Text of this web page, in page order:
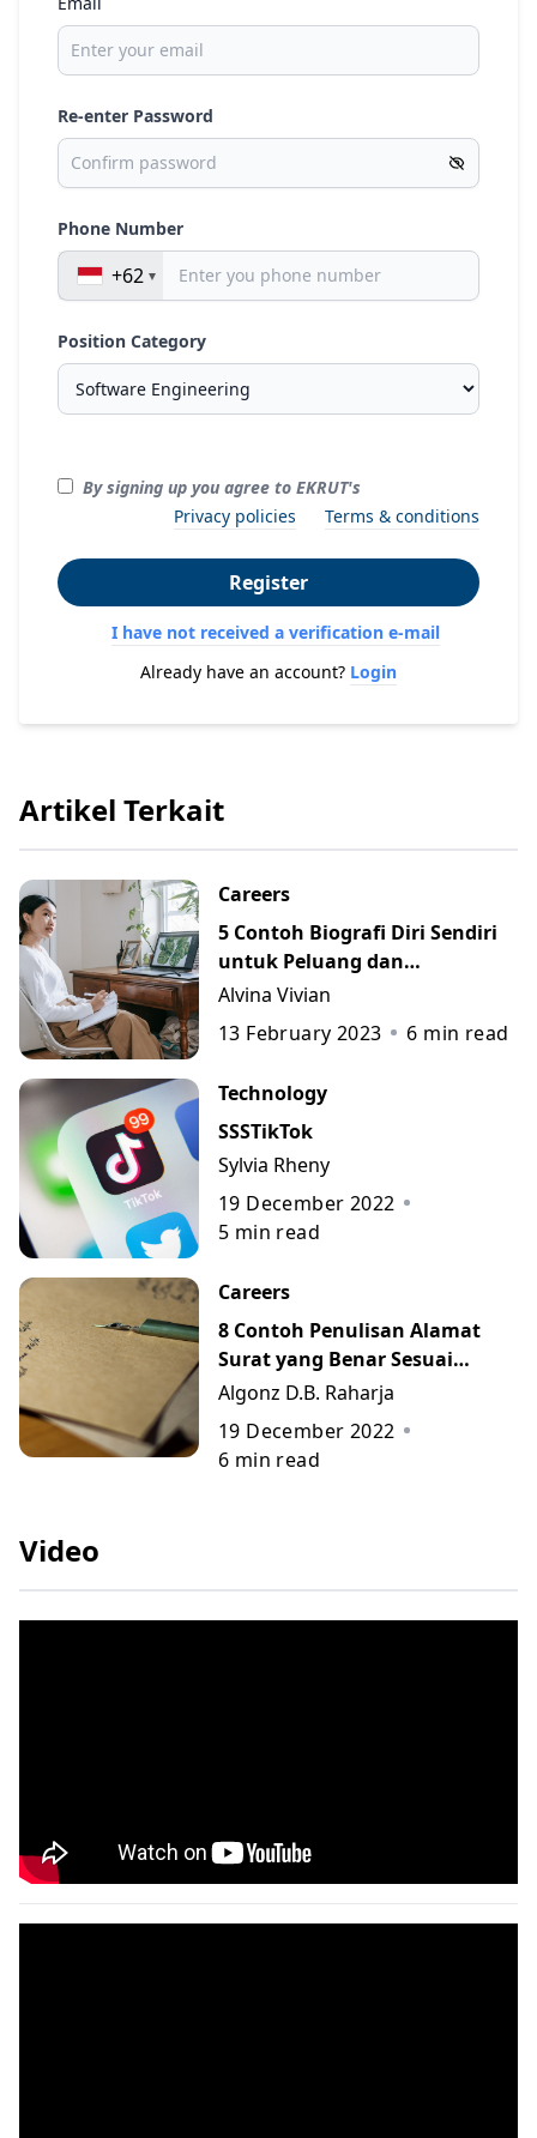
Re-enter Password
Phone Number
+62
Position Category
By signing up you agree to EKRUT's
Privacy policies
Terms & conditions
Register
I have not received a verification e-mail
Already have an account? Login
Artikel Terkait
Careers
5 Contoh Biografi Diri Sendiri
untuk Peluang dan
Perkembangan Karier
Alvina Vivian
13 February 2023
6 min read
Technology
SSSTikTok
Sylvia Rheny
19 December 2022
5 min read
Careers
8 Contoh Penulisan Alamat
Surat yang Benar Sesuai
Kaidah
Algonz D.B. Raharja
19 December 2022
6 min read
Video